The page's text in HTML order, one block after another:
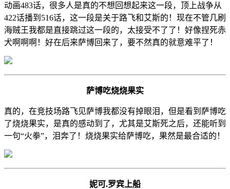
动画483话，很多人是真的不想回想起来这一段，顶上战争从
422话播到516话，这一段是关于路飞和艾斯的！现在不管几刷
海贼王我都是直接跳过这一段的，太接受不了了！好像捏死赤
犬啊啊啊！好在后来萨博回来了，要不然真的就意难平了！
萨博吃烧烧果实
真的，在竞技场路飞见萨博我都没有掉眼泪，但是看到萨博吃
了烧烧果实，是真的感动到了，尤其是艾斯死之后，还能听到
一句“火拳”，泪奔了！烧烧果实给萨博吃，果然是最合适的！
妮可.罗宾上船